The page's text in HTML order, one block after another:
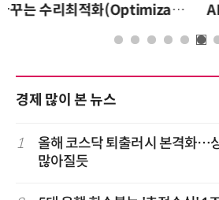
AI 핀옵스 실전 세미나: 폭증하는
경제 많이 본 뉴스
1
올해 코스닥 퇴출러시 본격화…
많아질듯